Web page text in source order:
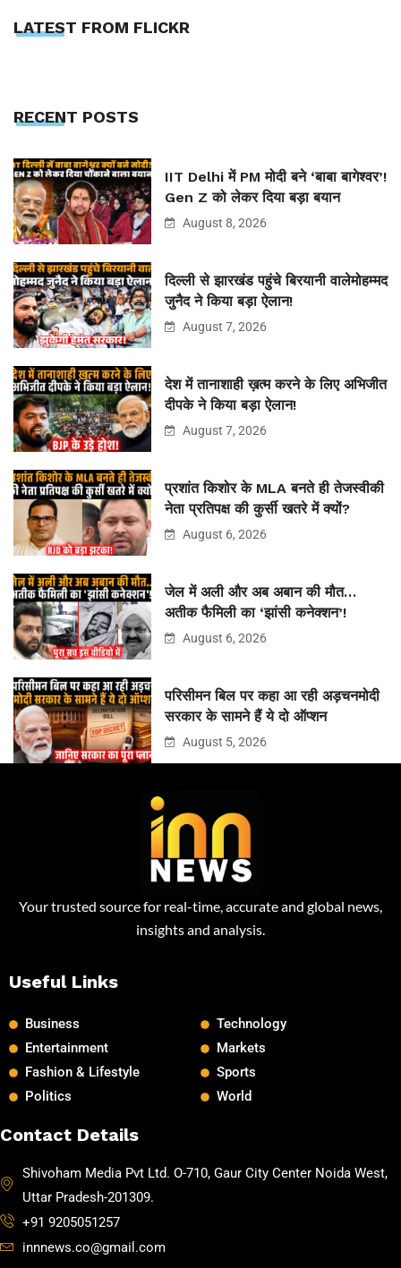
LATEST FROM FLICKR
RECENT POSTS
IIT Delhi में PM मोदी बने ‘बाबा बागेश्वर’!
Gen Z को लेकर दिया बड़ा बयान
August 8, 2026
दिल्ली से झारखंड पहुंचे बिरयानी वालेमोहम्मद
जुनैद ने किया बड़ा ऐलान!
August 7, 2026
देश में तानाशाही ख़त्म करने के लिए अभिजीत
दीपके ने किया बड़ा ऐलान!
August 7, 2026
प्रशांत किशोर के MLA बनते ही तेजस्वीकी
नेता प्रतिपक्ष की कुर्सी खतरे में क्यों?
August 6, 2026
जेल में अली और अब अबान की मौत…
अतीक फैमिली का ‘झांसी कनेक्शन’!
August 6, 2026
परिसीमन बिल पर कहा आ रही अड़चनमोदी
सरकार के सामने हैं ये दो ऑप्शन
August 5, 2026
Your trusted source for real-time, accurate and global news,
insights and analysis.
Useful Links
Business
Entertainment
Fashion & Lifestyle
Politics
Technology
Markets
Sports
World
Contact Details
Shivoham Media Pvt Ltd. O-710, Gaur City Center Noida West,
Uttar Pradesh-201309.
+91 9205051257
innnews.co@gmail.com